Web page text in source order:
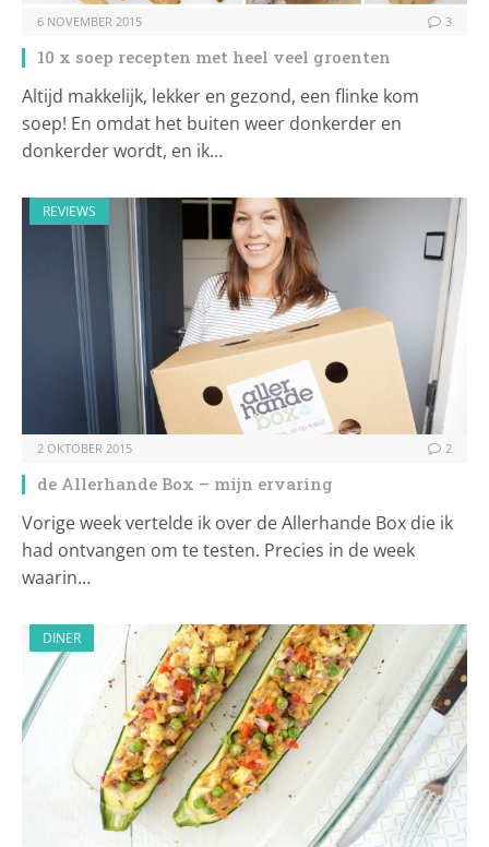
6 NOVEMBER 2015 3
10 x soep recepten met heel veel groenten
Altijd makkelijk, lekker en gezond, een flinke kom
soep! En omdat het buiten weer donkerder en
donkerder wordt, en ik…
REVIEWS
2 OKTOBER 2015 2
de Allerhande Box – mijn ervaring
Vorige week vertelde ik over de Allerhande Box die ik
had ontvangen om te testen. Precies in de week
waarin…
DINER